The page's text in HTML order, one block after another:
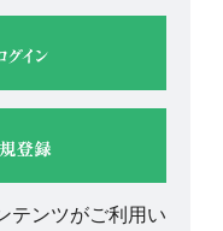
テンツがご利用い